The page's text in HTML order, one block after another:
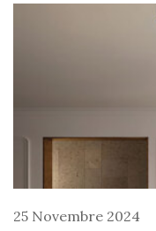
25 Novembre 2024